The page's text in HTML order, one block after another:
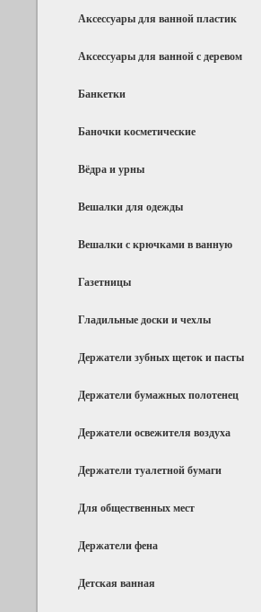
Аксессуары для ванной пластик
Аксессуары для ванной с деревом
Банкетки
Баночки косметические
Вёдра и урны
Вешалки для одежды
Вешалки с крючками в ванную
Газетницы
Гладильные доски и чехлы
Держатели зубных щеток и пасты
Держатели бумажных полотенец
Держатели освежителя воздуха
Держатели туалетной бумаги
Для общественных мест
Держатели фена
Детская ванная